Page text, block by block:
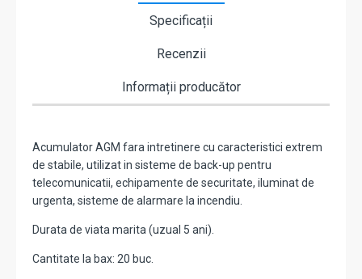
Specificații
Recenzii
Informații producător
Acumulator AGM fara intretinere cu caracteristici extrem
de stabile, utilizat in sisteme de back-up pentru
telecomunicatii, echipamente de securitate, iluminat de
urgenta, sisteme de alarmare la incendiu.
Durata de viata marita (uzual 5 ani).
Cantitate la bax: 20 buc.